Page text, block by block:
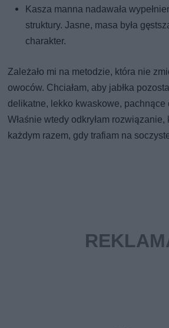
Kasza manna nadawała
struktury. Jasne, masa była
charakter.
Zależało mi na metodzie, która nie
owoców. Chciałam, aby jabłka
delikatne, lekko kwaskowe, pachnące
Właśnie wtedy odkryłam rozwiązanie,
każdym razem, gdy trafiam na